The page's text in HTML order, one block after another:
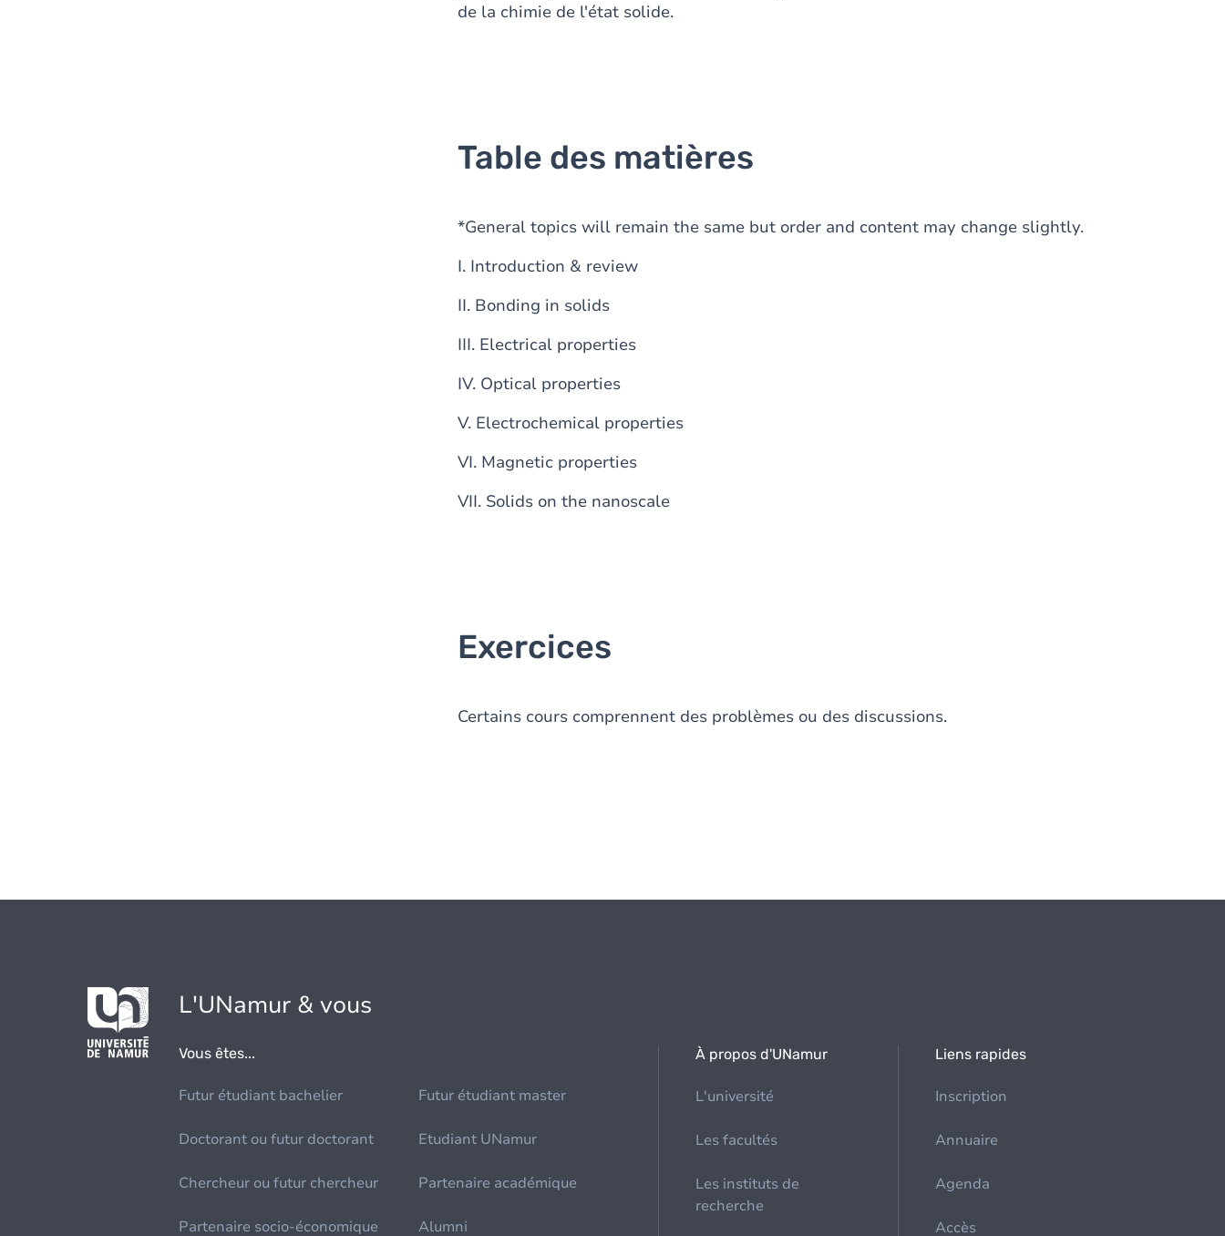
de la chimie de l'état solide.
Table des matières
*General topics will remain the same but order and content may change slightly.
I. Introduction & review
II. Bonding in solids
III. Electrical properties
IV. Optical properties
V. Electrochemical properties
VI. Magnetic properties
VII. Solids on the nanoscale
Exercices
Certains cours comprennent des problèmes ou des discussions.
L'UNamur & vous
Vous êtes...
Futur étudiant bachelier Futur étudiant master
Doctorant ou futur doctorant Etudiant UNamur
Chercheur ou futur chercheur Partenaire académique
Partenaire socio-économique Alumni
À propos d'UNamur
L'université
Les facultés
Les instituts de
recherche
Liens rapides
Inscription
Annuaire
Agenda
Accès